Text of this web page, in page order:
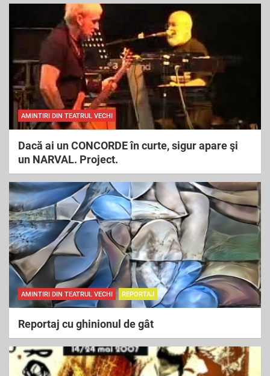
AMINTIRI DIN TEATRUL VECHI
Dacă ai un CONCORDE în curte, sigur apare şi
un NARVAL. Project.
AMINTIRI DIN TEATRUL VECHI REPORTAJ
Reportaj cu ghinionul de gât